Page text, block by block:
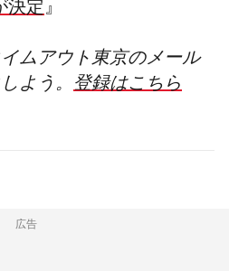
決定』
ムアウト東京のメール
よう。 登録はこちら
広告